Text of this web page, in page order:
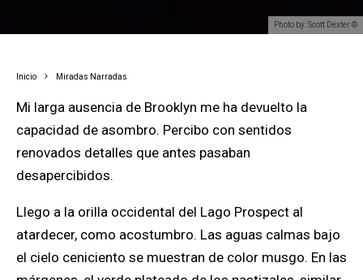
Photo by: Scott Dexter ©
Inicio Miradas Narradas
Mi larga ausencia de Brooklyn me ha devuelto la
capacidad de asombro. Percibo con sentidos
renovados detalles que antes pasaban
desapercibidos.
Llego a la orilla occidental del Lago Prospect al
atardecer, como acostumbro. Las aguas calmas bajo
el cielo ceniciento se muestran de color musgo. En las